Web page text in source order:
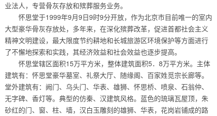
业法人，专营骨灰存放和殡葬服务业务。
怀思堂于1999年9月9日9时9分开放，作为北京市目前唯一的室内
大型豪华骨灰存放处，多年来，在深化殡葬改革，促进首都社会主义
精神文明建设，最大限度节约耕地和长城旅游区环境保护等方面进行
了不懈地探索和实践，其经济效益和社会效益也逐步提高。
怀思堂辖区面积15万平方米，整体建筑面积5．8万平方米。主体
建筑有：怀思堂豪华墓室、礼祭大厅、随缘阁、百家姓觅宗长廊等。
堂外建筑有：阙门、乌头门、华表、雄狮、怀思桥、喷泉、石翁仲、
无字碑、香灯等。典型的仿秦、汉建筑风格。蓝色的琉璃瓦屋顶，朱
砂红的门、窗、柱、墙，汉白玉雕刻的雄狮、华表，花岗岩铺成的路